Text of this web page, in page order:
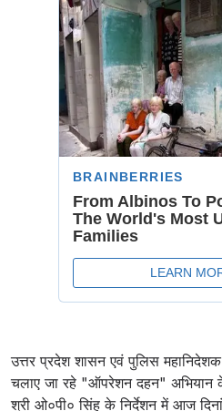
उत्तर प्रदेश शासन एवं पुलिस
चलाए जा रहे "ऑपरेशन दहन" अभियान
श्री ओ०पी० सिंह के निर्देशन में आज